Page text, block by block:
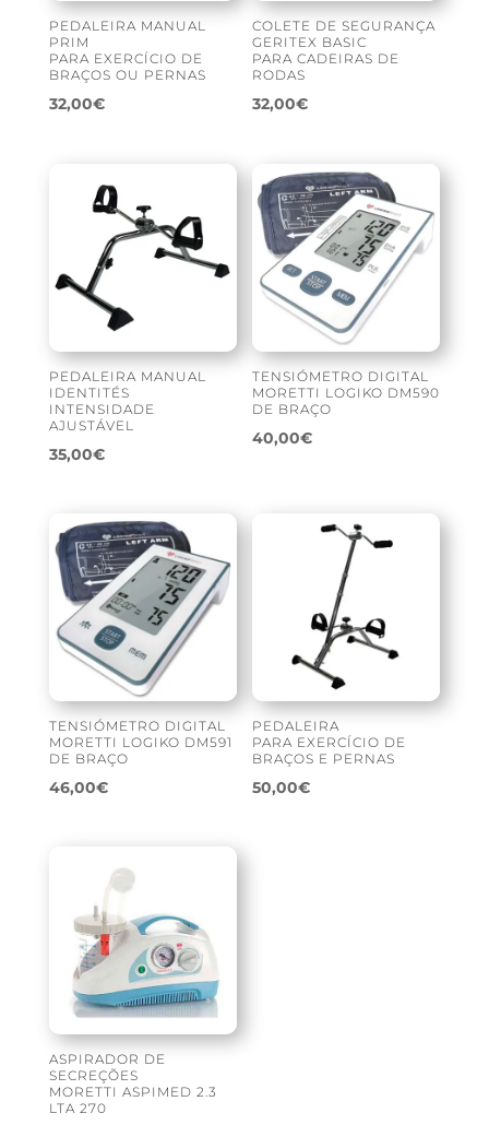
PEDALEIRA MANUAL
PRIM
PARA EXERCÍCIO DE
BRAÇOS OU PERNAS
32,00€
COLETE DE SEGURANÇA
GERITEX BASIC
PARA CADEIRAS DE
RODAS
32,00€
PEDALEIRA MANUAL
IDENTITÉS
INTENSIDADE
AJUSTÁVEL
35,00€
TENSIÓMETRO DIGITAL
MORETTI LOGIKO DM590
DE BRAÇO
40,00€
TENSIÓMETRO DIGITAL
MORETTI LOGIKO DM591
DE BRAÇO
46,00€
PEDALEIRA
PARA EXERCÍCIO DE
BRAÇOS E PERNAS
50,00€
ASPIRADOR DE
SECREÇÕES
MORETTI ASPIMED 2.3
LTA 270